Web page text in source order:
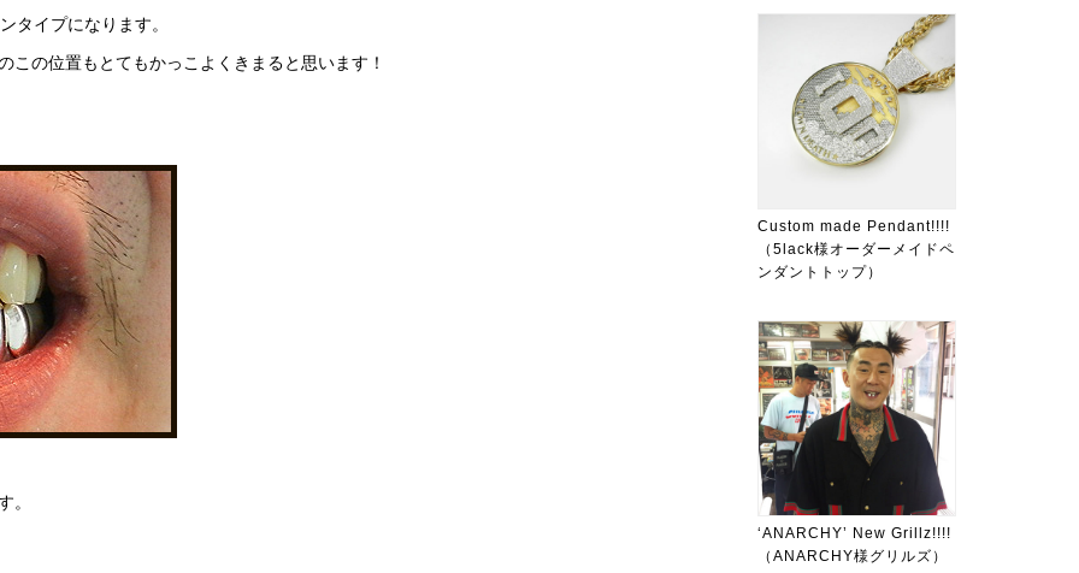
タイプになります。
の位置もとてもかっこよくきまると思います！
。
Custom made Pendant!!!!
（5lack様オーダーメイドペ
ンダントトップ）
‘ANARCHY’ New Grillz!!!!
（ANARCHY様グリルズ）